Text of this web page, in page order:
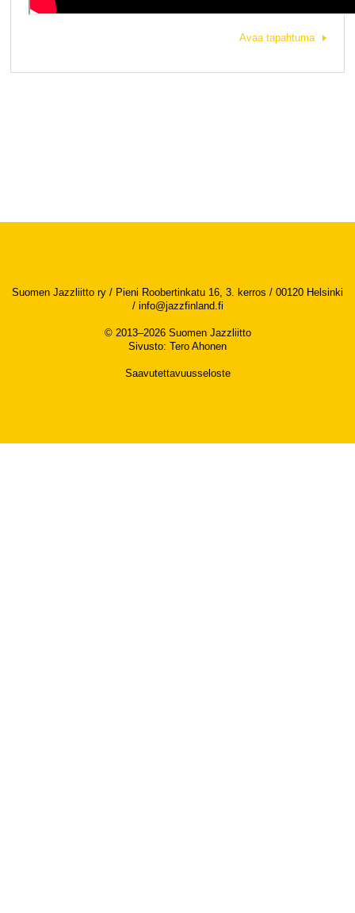
Avaa tapahtuma
Suomen Jazzliitto ry / Pieni Roobertinkatu 16, 3. kerros / 00120 Helsinki
/ info@jazzfinland.fi
© 2013–2026 Suomen Jazzliitto
Sivusto: Tero Ahonen
Saavutettavuusseloste